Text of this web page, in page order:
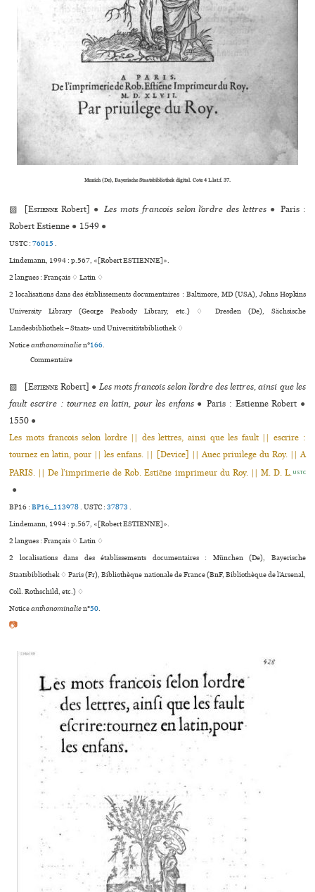
Munich (De), Bayerische Staatsbibliothek digi­tal. Cote 4 L.lat.f. 37.
▨ [Estienne Robert] ● Les mots francois selon l’ordre des lettres ● Paris :
Robert Estienne ● 1549 ●
USTC :76015.
Lindemann, 1994 : p.567, «[Robert ESTIENNE]».
2 langues :Français ♢Latin ♢
2 localisations dans des établissements documentaires : Baltimore, MD (USA), Johns Hopkins
University Library (George Peabody Library, etc.) ♢ Dresden (De), Sächsische
Landesbibliothek – Staats- und Universitätsbibliothek ♢
Noticeanthonominalien°166.
Commentaire
▨ [Estienne Robert] ● Les mots francois selon l’ordre des lettres, ainsi que les
fault escrire : tournez en latin, pour les enfans ● Paris : Estienne Robert ●
1550 ●
Les mots francois selon lordre || des lettres, ainsi que les fault || escrire :
tournez en latin, pour || les enfans. || [Device] || Auec priuilege du Roy. || A
PARIS. || De l’imprimerie de Rob. Estiẽne imprimeur du Roy. || M. D. L. USTC
●
BP16 :BP16_113978.USTC :37873.
Lindemann, 1994 : p.567, «[Robert ESTIENNE]».
2 langues :Français ♢Latin ♢
2 localisations dans des établissements documentaires : München (De), Bayerische
Staatsbibliothek ♢ Paris (Fr), Bibliothèque nationale de France (BnF, Bibliothèque de l’Arsenal,
Coll. Rothschild, etc.) ♢
Noticeanthonominalien°50.
📷